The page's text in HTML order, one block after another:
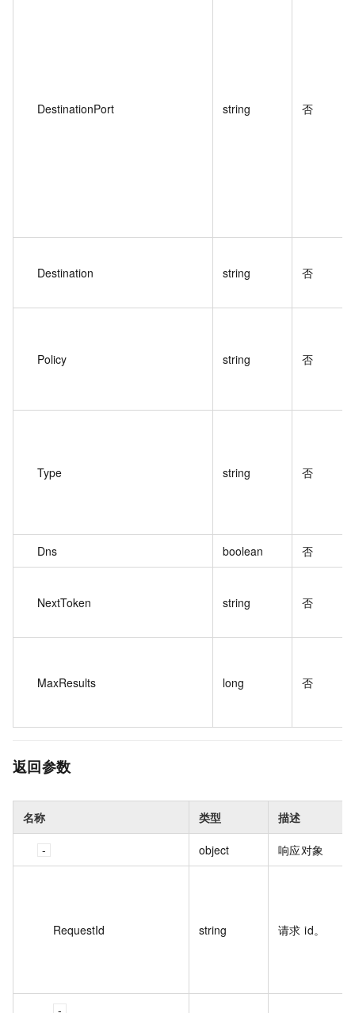
DestinationPort string 否
Destination string 否
Policy string 否
Type string 否
Dns boolean 否
NextToken string 否
MaxResults long 否
返回参数
名称 类型 描述
object 响应对象
RequestId string 请求 id。